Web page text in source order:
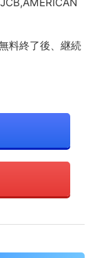
料終了後、継続